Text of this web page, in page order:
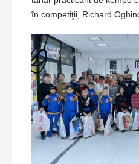
în competiţii, Richard